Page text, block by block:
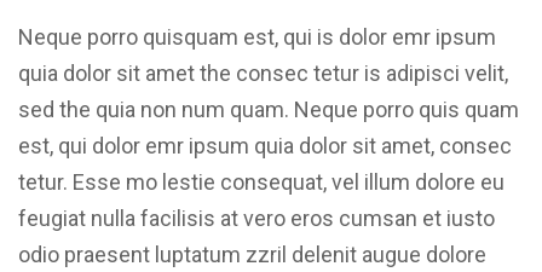
Neque porro quisquam est, qui is dolor emr ipsum
quia dolor sit amet the consec tetur is adipisci velit,
sed the quia non num quam. Neque porro quis quam
est, qui dolor emr ipsum quia dolor sit amet, consec
tetur. Esse mo lestie consequat, vel illum dolore eu
feugiat nulla facilisis at vero eros cumsan et iusto
odio praesent luptatum zzril delenit augue dolore